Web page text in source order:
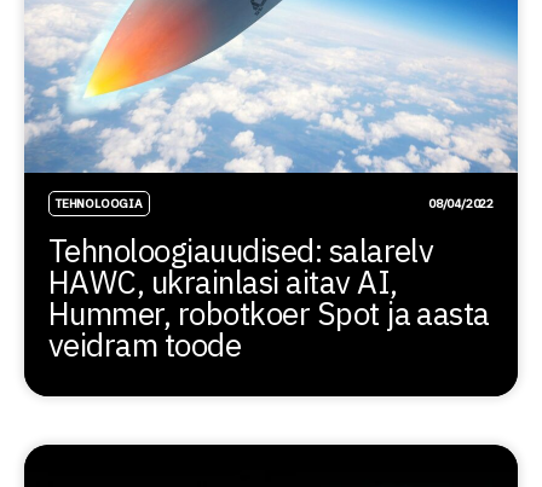
TEHNOLOOGIA 08/04/2022
Tehnoloogiauudised: salarelv
HAWC, ukrainlasi aitav AI,
Hummer, robotkoer Spot ja aasta
veidram toode